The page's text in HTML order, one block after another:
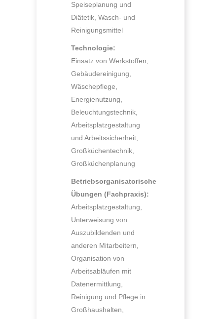
Speiseplanung und
Diätetik, Wasch- und
Reinigungsmittel
Technologie:
Einsatz von Werkstoffen,
Gebäudereinigung,
Wäschepflege,
Energienutzung,
Beleuchtungstechnik,
Arbeitsplatzgestaltung
und Arbeitssicherheit,
Großküchentechnik,
Großküchenplanung
Betriebsorganisatorische
Übungen (Fachpraxis):
Arbeitsplatzgestaltung,
Unterweisung von
Auszubildenden und
anderen Mitarbeitern,
Organisation von
Arbeitsabläufen mit
Datenermittlung,
Reinigung und Pflege in
Großhaushalten,